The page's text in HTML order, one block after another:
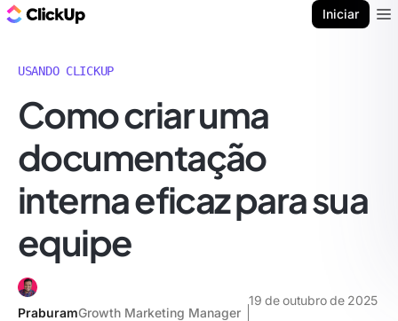
Iniciar
USANDO CLICKUP
Como criar uma
documentação
interna eficaz para sua
equipe
PraburamGrowth Marketing Manager
19 de outubro de 2025